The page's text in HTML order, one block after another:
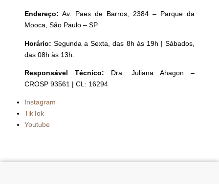
Endereço: Av. Paes de Barros, 2384 – Parque da
Mooca, São Paulo – SP
Horário: Segunda a Sexta, das 8h às 19h | Sábados,
das 08h às 13h.
Responsável Técnico: Dra. Juliana Ahagon –
CROSP 93561 | CL: 16294
Instagram
TikTok
Youtube